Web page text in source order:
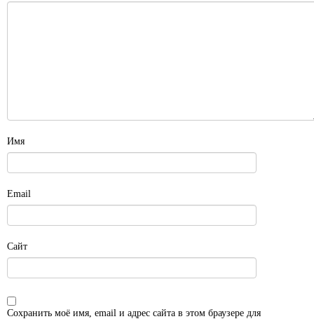
Имя
Email
Сайт
Сохранить моё имя, email и адрес сайта в этом браузере для